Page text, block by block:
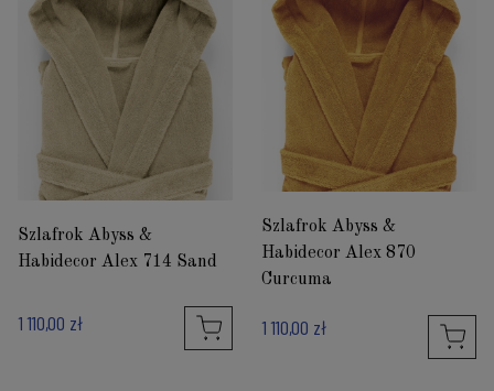
Szlafrok Abyss &
Habidecor Alex 714 Sand
1 110,00 zł
Szlafrok Abyss &
Habidecor Alex 870
Curcuma
1 110,00 zł